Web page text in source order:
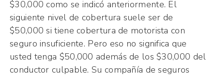
$30,000 como se indicó anteriormente. El
siguiente nivel de cobertura suele ser de
$50,000 si tiene cobertura de motorista con
seguro insuficiente. Pero eso no significa que
usted tenga $50,000 además de los $30,000 del
conductor culpable. Su compañía de seguros